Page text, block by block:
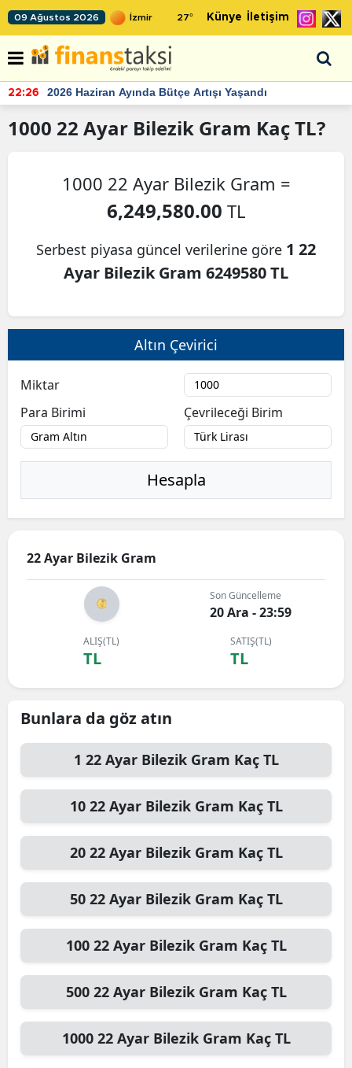
09 Ağustos 2026 27° Künye İletişim
22:26 2026 Haziran Ayında Bütçe Artışı Yaşandı
1000 22 Ayar Bilezik Gram Kaç TL?
1000 22 Ayar Bilezik Gram =
6,249,580.00 TL
Serbest piyasa güncel verilerine göre 1 22
Ayar Bilezik Gram 6249580 TL
Altın Çevirici
Miktar
Para Birimi
Çevrileceği Birim
Hesapla
22 Ayar Bilezik Gram
Son Güncelleme
20 Ara - 23:59
ALIŞ(TL)
TL
SATIŞ(TL)
TL
Bunlara da göz atın
1 22 Ayar Bilezik Gram Kaç TL
10 22 Ayar Bilezik Gram Kaç TL
20 22 Ayar Bilezik Gram Kaç TL
50 22 Ayar Bilezik Gram Kaç TL
100 22 Ayar Bilezik Gram Kaç TL
500 22 Ayar Bilezik Gram Kaç TL
1000 22 Ayar Bilezik Gram Kaç TL